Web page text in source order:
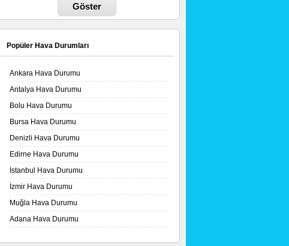
Göster
Popüler Hava Durumları
Ankara Hava Durumu
Antalya Hava Durumu
Bolu Hava Durumu
Bursa Hava Durumu
Denizli Hava Durumu
Edirne Hava Durumu
İstanbul Hava Durumu
İzmir Hava Durumu
Muğla Hava Durumu
Adana Hava Durumu